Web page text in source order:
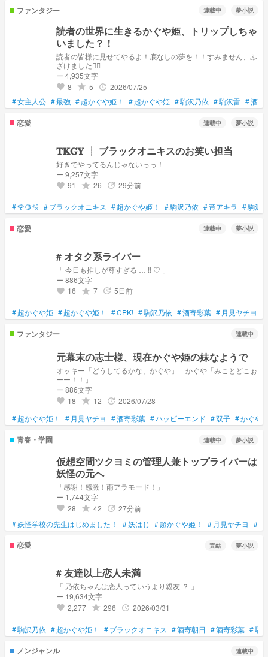
あと少し恋愛もあるかもです、、！！
ファンタジー 連載中 夢小説
読者の世界に生きるかぐや姫、トリップしちゃ
いました？！
読者の皆様に見せてやるよ！底なしの夢を！！すみません、ふ
ざけました🙇‍♀️
ー 4,935文字
favorite 8 grade 5 update 2026/07/25
#女主人公 #最強 #超かぐや姫！ #超かぐや姫 #駒沢乃依 #駒沢雷 #酒寄
恋愛 連載中 夢小説
𝐓𝐊𝐆𝐘 ┊︎ ブラックオニキスのお笑い担当
好きでやってるんじゃないっっ！
ー 9,257文字
favorite 91 grade 26 update 29分前
#🌹🍋🫧 #ブラックオニキス #超かぐや姫！ #駒沢乃依 #帝アキラ #駒沢
恋愛 連載中 夢小説
# オタク系ライバー
「 今日も推しが尊すぎる … !! ♡ 」
ー 886文字
favorite 16 grade 7 update 5日前
#超かぐや姫 #超かぐや姫！ #CPK! #駒沢乃依 #酒寄彩葉 # 月見ヤチヨ
ファンタジー 連載中
元幕末の志士様、現在かぐや姫の妹なようで
オッキー「どうしてるかな、かぐや」 かぐや「みことどこぉ
ーー！！」
ー 886文字
favorite 18 grade 12 update 2026/07/28
#超かぐや姫！ # 月見ヤチヨ #酒寄彩葉 #ハッピーエンド #双子 #かぐや
青春・学園 連載中 夢小説
仮想空間ツクヨミの管理人兼トップライバーは
妖怪の元へ
「感謝！感激！雨アラモード！」
ー 1,744文字
favorite 28 grade 42 update 27分前
#妖怪学校の先生はじめました！ #妖はじ #超かぐや姫！ # 月見ヤチヨ #
恋愛 完結 夢小説
# 友達以上恋人未満
「 乃依ちゃんは恋人っていうより親友 ？ 」
ー 19,634文字
favorite 2,277 grade 296 update 2026/03/31
#駒沢乃依 #超かぐや姫！ #ブラックオニキス #酒寄朝日 #酒寄彩葉 #駒
ノンジャンル 連載中